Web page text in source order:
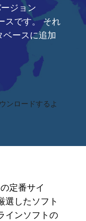
ジョン
スです。 それ
ースに追加
ンロードするよ
定番サイ
選したソフト
インソフトの